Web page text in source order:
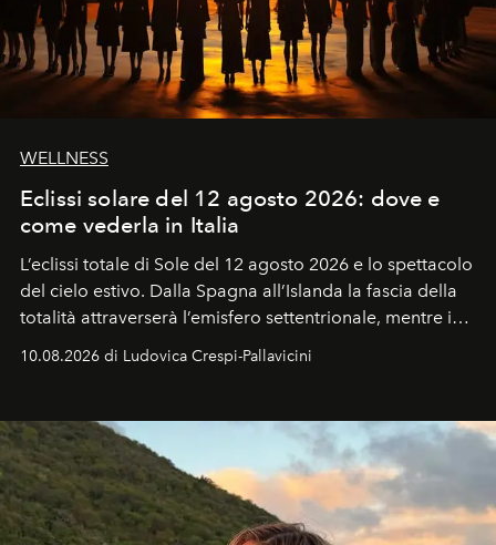
WELLNESS
Eclissi solare del 12 agosto 2026: dove e
come vederla in Italia
L’eclissi totale di Sole del 12 agosto 2026 e lo spettacolo
del cielo estivo. Dalla Spagna all’Islanda la fascia della
totalità attraverserà l’emisfero settentrionale, mentre in
Italia il fenomeno sarà parziale ma particolarmente
spettacolare al Nord. Orari, città favorite e regole per
10.08.2026 di Ludovica Crespi-Pallavicini